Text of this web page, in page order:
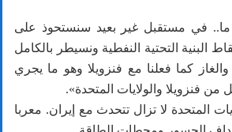
في مستقبل غير بعيد سنستحوذ على
البنية التحتية النفطية ونسيطر بالكامل
كما فعلنا مع فنزويلا وهو ما يجري
فنزويلا والولايات المتحدة».
المتحدة لا تزال تتحدث ‌مع إيران. معربا